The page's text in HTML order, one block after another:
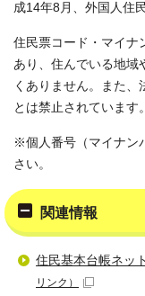
成14年8月、外国人住
住民票コード・マイナ
あり、住んでいる地域
くありません。また、
とは禁止されています。
※個人番号（マイナン
さい。
関連情報
住民基本台帳ネッ
リンク）